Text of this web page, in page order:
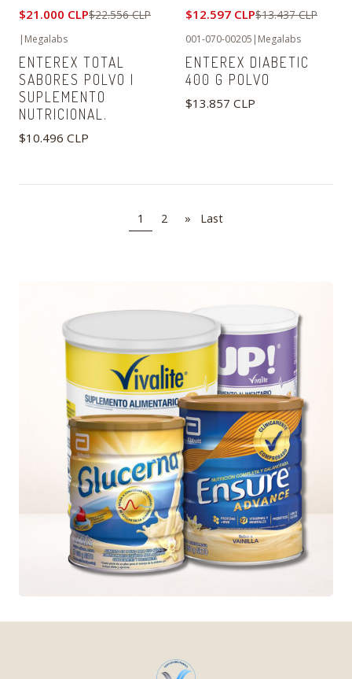
$21.000 CLP$22.556 CLP $12.597 CLP$13.437 CLP
| Megalabs
ENTEREX TOTAL
SABORES POLVO |
SUPLEMENTO
NUTRICIONAL.
$10.496 CLP
001-070-00205 | Megalabs
ENTEREX DIABETIC
400 G POLVO
$13.857 CLP
1 2 » Last